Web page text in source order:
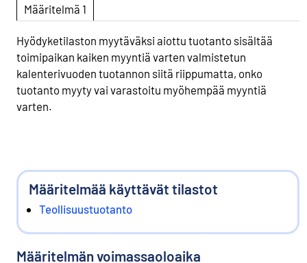
Määritelmä 1
Hyödyketilaston myytäväksi aiottu tuotanto sisältää
toimipaikan kaiken myyntiä varten valmistetun
kalenterivuoden tuotannon siitä riippumatta, onko
tuotanto myyty vai varastoitu myöhempää myyntiä
varten.
Määritelmää käyttävät tilastot
Teollisuustuotanto
Määritelmän voimassaoloaika